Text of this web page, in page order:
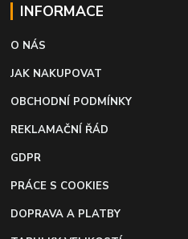
INFORMACE
O NÁS
JAK NAKUPOVAT
OBCHODNÍ PODMÍNKY
REKLAMAČNÍ ŘÁD
GDPR
PRÁCE S COOKIES
DOPRAVA A PLATBY